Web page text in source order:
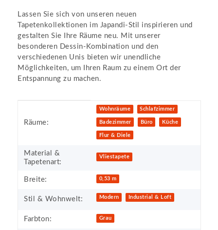
Lassen Sie sich von unseren neuen
Tapetenkollektionen im Japandi-Stil inspirieren und
gestalten Sie Ihre Räume neu. Mit unserer
besonderen Dessin-Kombination und den
verschiedenen Unis bieten wir unendliche
Möglichkeiten, um Ihren Raum zu einem Ort der
Entspannung zu machen.
Räume:
Wohnräume Schlafzimmer
Badezimmer Büro Küche
Flur & Diele
Material &
Tapetenart:
Vliestapete
Breite: 0,53 m
Stil & Wohnwelt: Modern Industrial & Loft
Farbton: Grau